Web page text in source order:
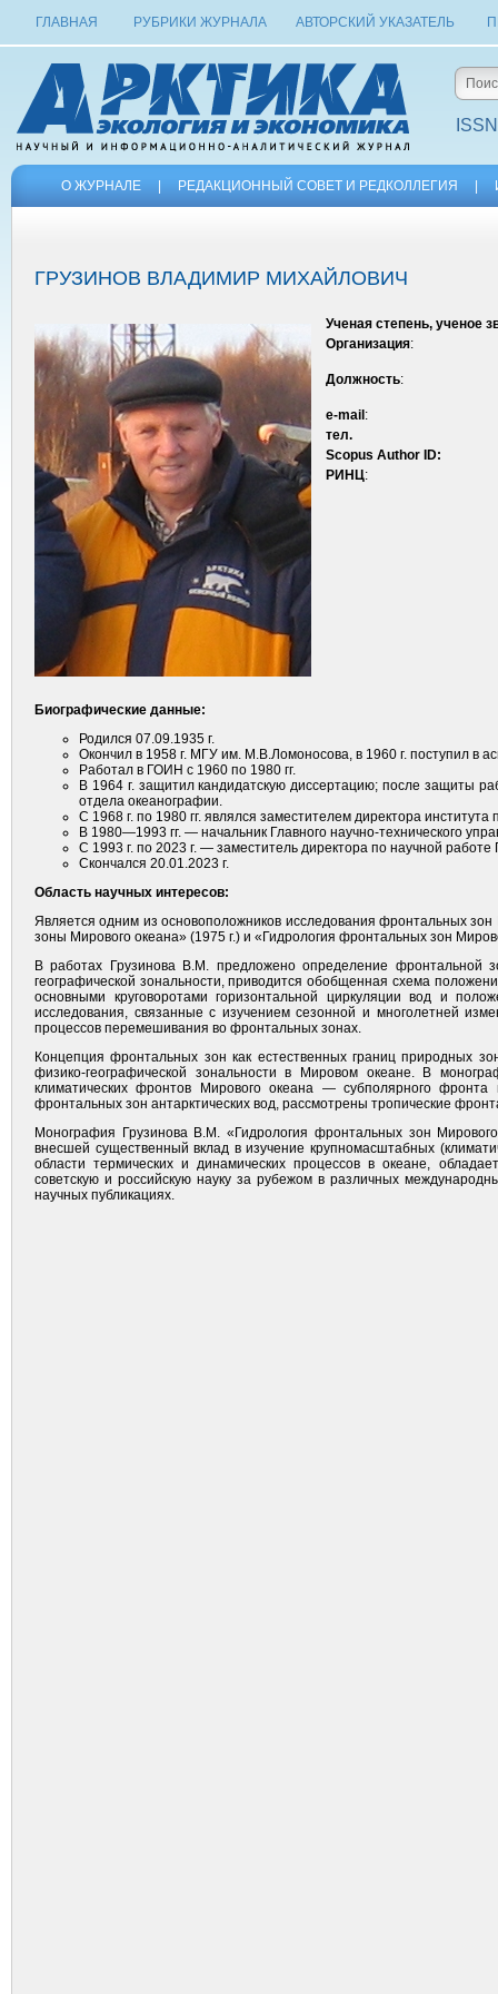
ГЛАВНАЯ РУБРИКИ ЖУРНАЛА АВТОРСКИЙ УКАЗАТЕЛЬ
О ЖУРНАЛЕ РЕДАКЦИОННЫЙ СОВЕТ И РЕДКОЛЛЕГИЯ
ГРУЗИНОВ ВЛАДИМИР МИХАЙЛОВИЧ
Ученая степень, ученое
Организация:
Должность:
e-mail :
тел.
Scopus Author ID:
РИНЦ:
Биографические данные:
Родился 07.09.1935 г.
Окончил в 1958 г. МГУ им. М.В.Ломоносова, в 1960 г. поступил в
Работал в ГОИН с 1960 по 1980 гг.
В 1964 г. защитил кандидатскую диссертацию; после защиты
отдела океанографии.
С 1968 г. по 1980 гг. являлся заместителем директора института
В 1980—1993 гг. — начальник Главного научно-технического
С 1993 г. по 2023 г. — заместитель директора по научной
Скончался 20.01.2023 г.
Область научных интересов:
Является одним из основоположников исследования фронтальных
зоны Мирового океана» (1975 г.) и «Гидрология фронтальных зон
В работах Грузинова В.М. предложено определение
географической зональности, приводится обобщенная схема
основными круговоротами горизонтальной циркуляции вод и
исследования, связанные с изучением сезонной и многолетней
процессов перемешивания во фронтальных зонах.
Концепция фронтальных зон как естественных границ природных
физико-географической зональности в Мировом океане. В
климатических фронтов Мирового океана — субполярного
фронтальных зон антарктических вод, рассмотрены тропические
Монография Грузинова В.М. «Гидрология фронтальных зон
внесшей существенный вклад в изучение крупномасштабных
области термических и динамических процессов в океане,
советскую и российскую науку за рубежом в различных
научных публикациях.